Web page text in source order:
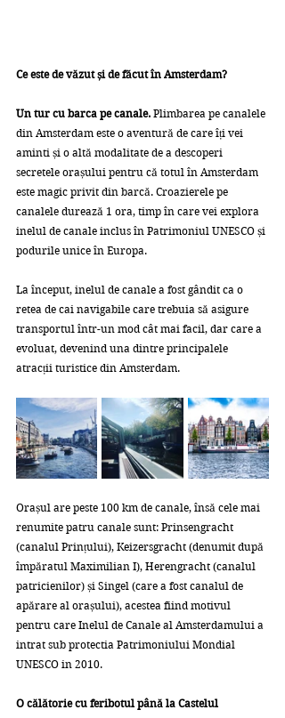
Ce este de văzut și de făcut în Amsterdam?
Un tur cu barca pe canale. Plimbarea pe canalele
din Amsterdam este o aventură de care îți vei
aminti și o altă modalitate de a descoperi
secretele orașului pentru că totul în Amsterdam
este magic privit din barcă. Croazierele pe
canalele durează 1 ora, timp în care vei explora
inelul de canale inclus în Patrimoniul UNESCO și
podurile unice în Europa.
La început, inelul de canale a fost gândit ca o
retea de cai navigabile care trebuia să asigure
transportul într-un mod cât mai facil, dar care a
evoluat, devenind una dintre principalele
atracții turistice din Amsterdam.
Orașul are peste 100 km de canale, însă cele mai
renumite patru canale sunt: Prinsengracht
(canalul Prințului), Keizersgracht (denumit după
împăratul Maximilian I), Herengracht (canalul
patricienilor) și Singel (care a fost canalul de
apărare al orașului), acestea fiind motivul
pentru care Inelul de Canale al Amsterdamului a
intrat sub protectia Patrimoniului Mondial
UNESCO in 2010.
O călătorie cu feribotul până la Castelul